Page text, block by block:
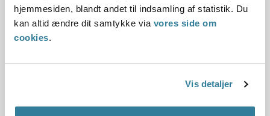
hjemmesiden, blandt andet til indsamling af statistik. Du
kan altid ændre dit samtykke via vores side om
cookies.
Vis detaljer
1. Baggrund for at behandle sagen